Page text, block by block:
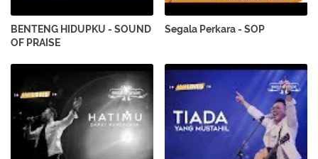
BENTENG HIDUPKU - SOUND
OF PRAISE
Segala Perkara - SOP